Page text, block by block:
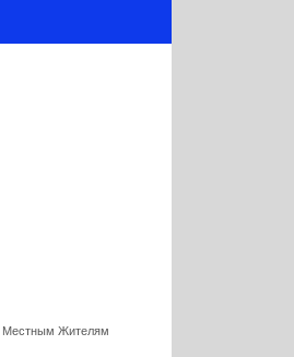
Местным Жителям